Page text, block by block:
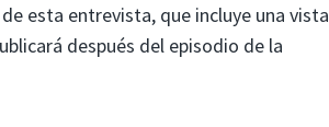
esta entrevista, que incluye una vista
después del episodio de la